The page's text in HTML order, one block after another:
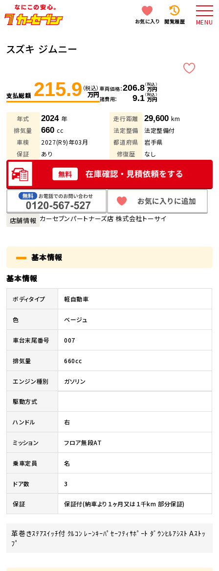
お気に入り 閲覧履歴 MENU
スズキ ジムニー
支払総額 215.9 （税込）
万円
車両価格 206.8（税込）
万円
諸費用
9.1（税込）
万円
年式 2024 年 走行距離 29,600 km
排気量
660cc 法定整備
法定整備付
車検
2027(R9)年03月 都道府県
岩手県
保証
あり 修復歴 なし
店舗情報 カーセブンパートナーズ店 株式会社トーサイ
基本情報
基本情報
ボディタイプ 軽自動車
色 ベージュ
車台末尾番号 007
排気量 660cc
エンジン種別 ガソリン
駆動方式
ハンドル 右
ミッション フロア無段AT
乗車定員 名
ドア数 3
保証 保証付(納車より１ヶ月又は１千km 部分保証)
革巻きｽﾃｱｽｲｯﾁ付 ｸﾙｺﾝ ﾚｰﾝｷｰﾊﾟｾｰﾌﾃｨｻﾎﾟｰﾄ ﾀﾞｳﾝﾋﾙｱｼｽﾄ Aｽﾄｯ
ﾌﾟ